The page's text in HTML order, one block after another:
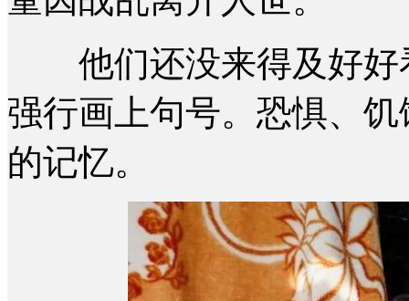
他们还没来得及好好
强行画上句号。恐惧、
的记忆。